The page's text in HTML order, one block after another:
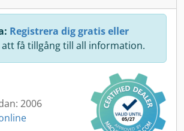
Registrera dig gratis eller
få tillgång till all information.
2006